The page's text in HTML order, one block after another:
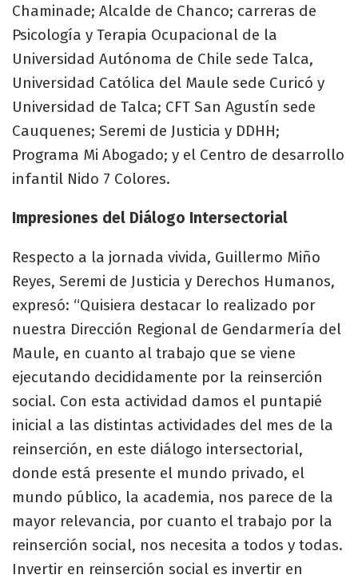
Chaminade; Alcalde de Chanco; carreras de
Psicología y Terapia Ocupacional de la
Universidad Autónoma de Chile sede Talca,
Universidad Católica del Maule sede Curicó y
Universidad de Talca; CFT San Agustín sede
Cauquenes; Seremi de Justicia y DDHH;
Programa Mi Abogado; y el Centro de desarrollo
infantil Nido 7 Colores.
Impresiones del Diálogo Intersectorial
Respecto a la jornada vivida, Guillermo Miño
Reyes, Seremi de Justicia y Derechos Humanos,
expresó: “Quisiera destacar lo realizado por
nuestra Dirección Regional de Gendarmería del
Maule, en cuanto al trabajo que se viene
ejecutando decididamente por la reinserción
social. Con esta actividad damos el puntapié
inicial a las distintas actividades del mes de la
reinserción, en este diálogo intersectorial,
donde está presente el mundo privado, el
mundo público, la academia, nos parece de la
mayor relevancia, por cuanto el trabajo por la
reinserción social, nos necesita a todos y todas.
Invertir en reinserción social es invertir en